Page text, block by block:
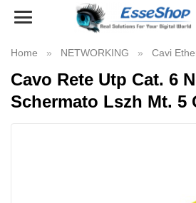
Toggle
Home NETWORKING Cavi
Cavo Rete Utp Cat. 6
Schermato Lszh Mt. 5